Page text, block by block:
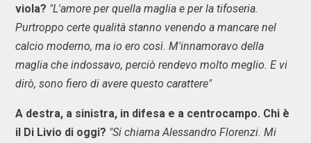
viola? "L'amore per quella maglia e per la tifoseria.
Purtroppo certe qualità stanno venendo a mancare nel
calcio moderno, ma io ero così. M'innamoravo della
maglia che indossavo, perciò rendevo molto meglio. E vi
dirò, sono fiero di avere questo carattere"
A destra, a sinistra, in difesa e a centrocampo. Chi è
il Di Livio di oggi? "Si chiama Alessandro Florenzi. Mi